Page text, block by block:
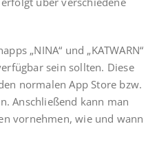
„NINA“ und „KATWARN“
sein sollten. Diese
normalen App Store bzw.
Anschließend kann man
vornehmen, wie und wann